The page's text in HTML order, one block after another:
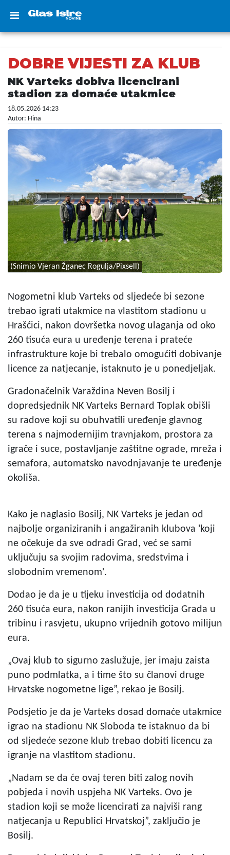
DOBRE VIJESTI ZA KLUB
NK Varteks dobiva licencirani
stadion za domaće utakmice
18.05.2026 14:23
Autor: Hina
(Snimio Vjeran Žganec Rogulja/Pixsell)
Nogometni klub Varteks od sljedeće bi sezone
trebao igrati utakmice na vlastitom stadionu u
Hrašćici, nakon dovršetka novog ulaganja od oko
260 tisuća eura u uređenje terena i prateće
infrastrukture koje bi trebalo omogućiti dobivanje
licence za natjecanje, istaknuto je u ponedjeljak.
Gradonačelnik Varaždina Neven Bosilj i
dopredsjednik NK Varteks Bernard Toplak obišli
su radove koji su obuhvatili uređenje glavnog
terena s najmodernijim travnjakom, prostora za
igrače i suce, postavljanje zaštitne ograde, mreža i
semafora, automatsko navodnjavanje te uređenje
okoliša.
Kako je naglasio Bosilj, NK Varteks je jedan od
najbolje organiziranih i angažiranih klubova 'koji
ne očekuje da sve odradi Grad, već se sami
uključuju sa svojim radovima, sredstvima i
slobodnim vremenom'.
Dodao je da je u tijeku investicija od dodatnih
260 tisuća eura, nakon ranijih investicija Grada u
tribinu i rasvjetu, ukupno vrijednih gotovo milijun
eura.
„Ovaj klub to sigurno zaslužuje, jer imaju zaista
puno podmlatka, a i time što su članovi druge
Hrvatske nogometne lige”, rekao je Bosilj.
Podsjetio je da je Varteks dosad domaće utakmice
igrao na stadionu NK Sloboda te istaknuo da bi
od sljedeće sezone klub trebao dobiti licencu za
igranje na vlastitom stadionu.
„Nadam se da će ovaj teren biti zalog novih
pobjeda i novih uspjeha NK Varteks. Ovo je
stadion koji se može licencirati za najviši rang
natjecanja u Republici Hrvatskoj”, zaključio je
Bosilj.